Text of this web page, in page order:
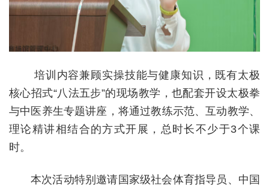
培训内容兼顾实操技能与健康知识，既有太极
核心招式“八法五步”的现场教学，也配套开设太极拳
与中医养生专题讲座，将通过教练示范、互动教学、
理论精讲相结合的方式开展，总时长不少于3个课
时。
本次活动特别邀请国家级社会体育指导员、中国